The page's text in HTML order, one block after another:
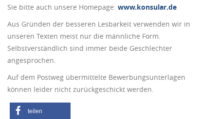
Sie bitte auch unsere Homepage: www.konsular.de
Aus Gründen der besseren Lesbarkeit verwenden wir in
unseren Texten meist nur die männliche Form.
Selbstverständlich sind immer beide Geschlechter
angesprochen.
Auf dem Postweg übermittelte Bewerbungsunterlagen
können leider nicht zurückgeschickt werden.
teilen